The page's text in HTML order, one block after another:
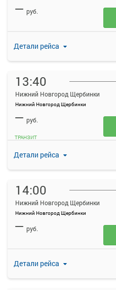
Детали рейса
— руб.
13:40
Нижний Новгород Щербинки
Нижний Новгород Щербинки
Детали рейса
— руб.
ТРАНЗИТ
14:00
Нижний Новгород Щербинки
Нижний Новгород Щербинки
Детали рейса
— руб.